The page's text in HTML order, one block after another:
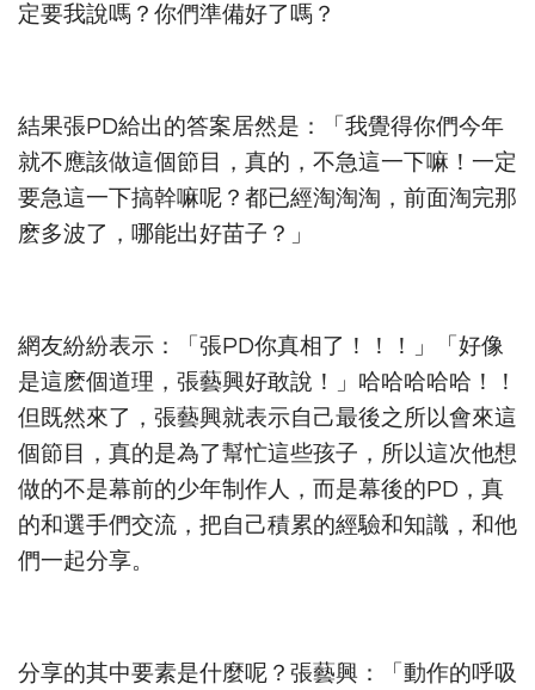
定要我說嗎？你們準備好了嗎？
結果張PD給出的答案居然是：「我覺得你們今年
就不應該做這個節目，真的，不急這一下嘛！一定
要急這一下搞幹嘛呢？都已經淘淘淘，前面淘完那
麽多波了，哪能出好苗子？」
網友紛紛表示：「張PD你真相了！！！」「好像
是這麽個道理，張藝興好敢說！」哈哈哈哈哈！！
但既然來了，張藝興就表示自己最後之所以會來這
個節目，真的是為了幫忙這些孩子，所以這次他想
做的不是幕前的少年制作人，而是幕後的PD，真
的和選手們交流，把自己積累的經驗和知識，和他
們一起分享。
分享的其中要素是什麼呢？張藝興：「動作的呼吸